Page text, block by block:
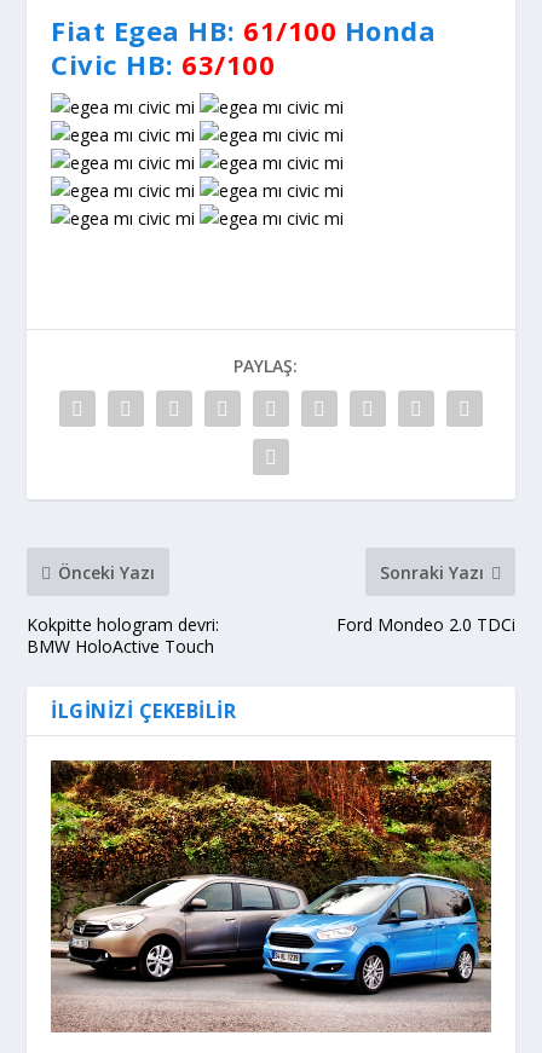
Fiat Egea HB: 61/100 Honda
Civic HB: 63/100
PAYLAŞ:
Önceki Yazı
Kokpitte hologram devri:
BMW HoloActive Touch
Sonraki Yazı
Ford Mondeo 2.0 TDCi
İLGINIZI ÇEKEBILIR